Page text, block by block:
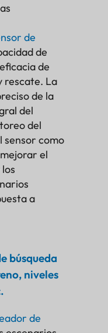
de
de
de
rescate. La
de la
del
del
sensor como
el
a
búsqueda
niveles
de